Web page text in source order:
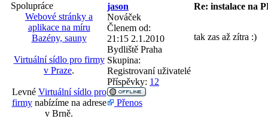
Spolupráce
Webové stránky a
aplikace na míru
Bazény, sauny
Virtuální sídlo pro firmy
v Praze.
Levné Virtuální sídlo pro
firmynabízíme na adrese
v Brně.
jason
Re: instalace na
Nováček
Členem od:
21:15 2.1.2010
Bydliště Praha
Skupina:
Registrovaní uživatelé
Příspěvky: 12
tak zas až zítra :)
Přenos